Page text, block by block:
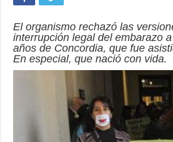
El organismo rechazó las
interrupción legal del embarazo
años de Concordia, que fue
En especial, que nació con vida.